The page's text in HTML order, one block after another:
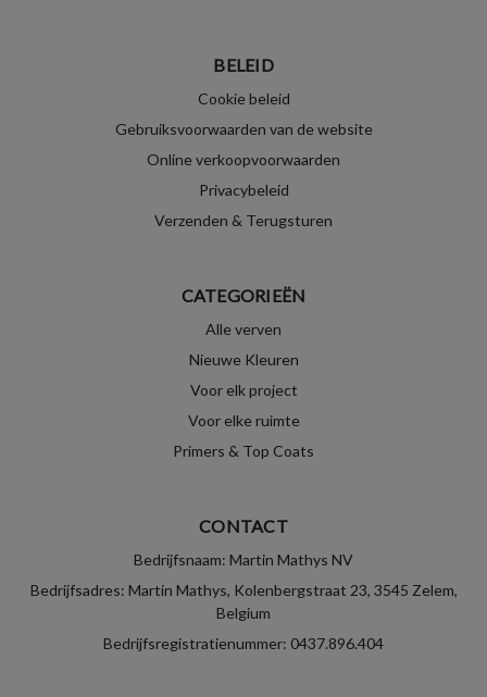
BELEID
Cookie beleid
Gebruiksvoorwaarden van de website
Online verkoopvoorwaarden
Privacybeleid
Verzenden & Terugsturen
CATEGORIEËN
Alle verven
Nieuwe Kleuren
Voor elk project
Voor elke ruimte
Primers & Top Coats
CONTACT
Bedrijfsnaam: Martin Mathys NV
Bedrijfsadres: Martin Mathys, Kolenbergstraat 23, 3545 Zelem,
Belgium
Bedrijfsregistratienummer: 0437.896.404